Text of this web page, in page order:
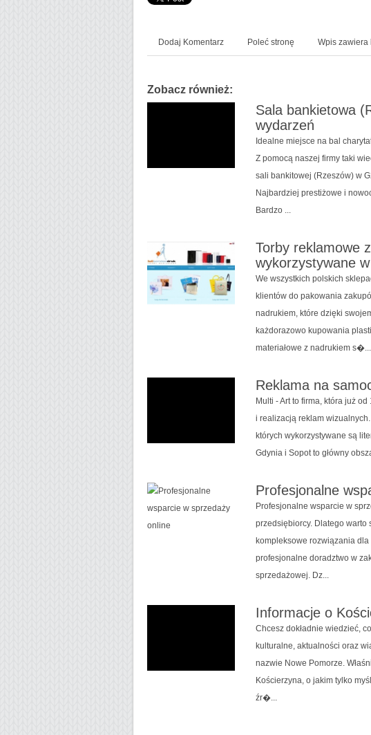
Dodaj Komentarz Poleć stronę Wpis zawiera
Zobacz również:
Sala bankietowa
wydarzeń
Idealne miejsce na bal
Z pomocą naszej firmy taki
sali bankitowej (Rzeszów) w
Najbardziej prestiżowe i
Bardzo ...
Torby reklamowe
wykorzystywane
We wszystkich polskich
klientów do pakowania
nadrukiem, które dzięki
każdorazowo kupowania
materiałowe z nadrukiem s�...
Reklama na
Multi - Art to firma, która już
i realizacją reklam
których wykorzystywane są
Gdynia i Sopot to główny
Profesjonalne
Profesjonalne wsparcie w
przedsiębiorcy. Dlatego warto
kompleksowe rozwiązania
profesjonalne doradztwo w
sprzedażowej. Dz...
Informacje o
Chcesz dokładnie wiedzieć,
kulturalne, aktualności oraz
nazwie Nowe Pomorze.
Kościerzyna, o jakim tylko
źr�...